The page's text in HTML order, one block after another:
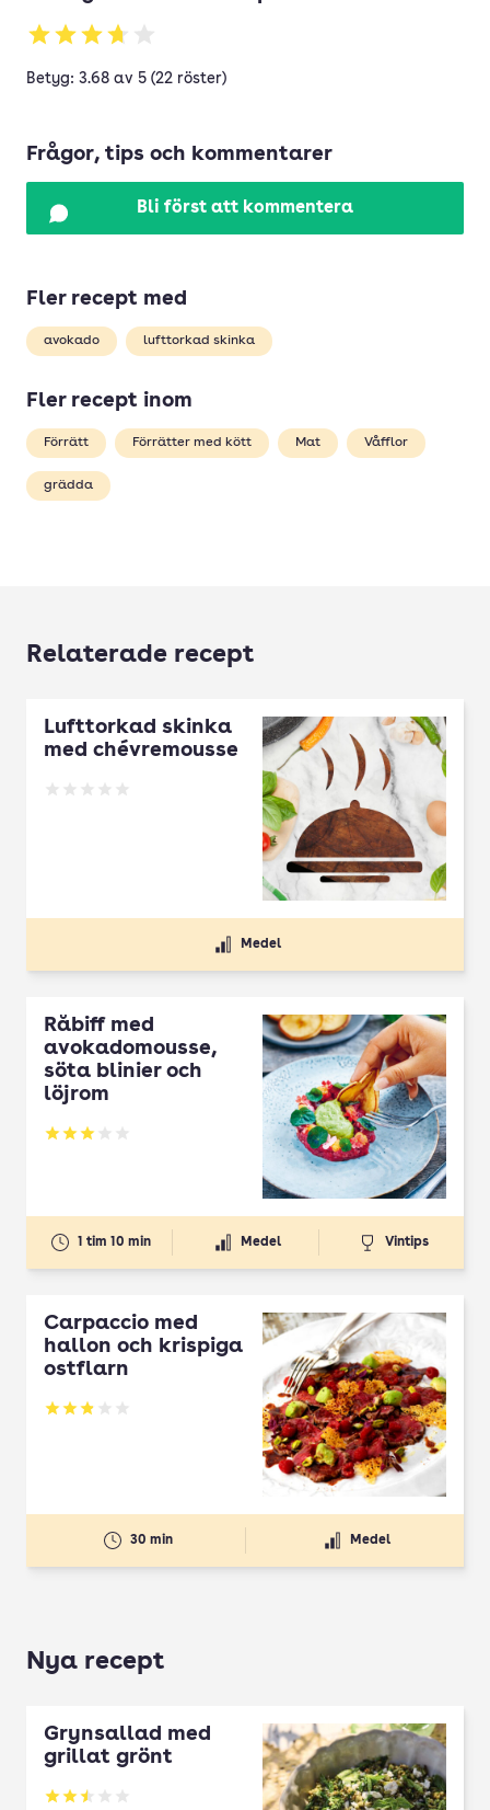
Betyg: 3.68 av 5 (22 röster)
Frågor, tips och kommentarer
Bli först att kommentera
Fler recept med
avokado lufttorkad skinka
Fler recept inom
Förrätt Förrätter med kött Mat Våfflor
grädda
Relaterade recept
Lufttorkad skinka
med chévremousse
Betyg: 0 av 5
Medel
Råbiff med
avokadomousse,
söta blinier och
löjrom
Betyg: 3 av 5
1 tim 10 min Medel Vintips
Carpaccio med
hallon och krispiga
ostflarn
Betyg: 2.86 av 5
30 min Medel
Nya recept
Grynsallad med
grillat grönt